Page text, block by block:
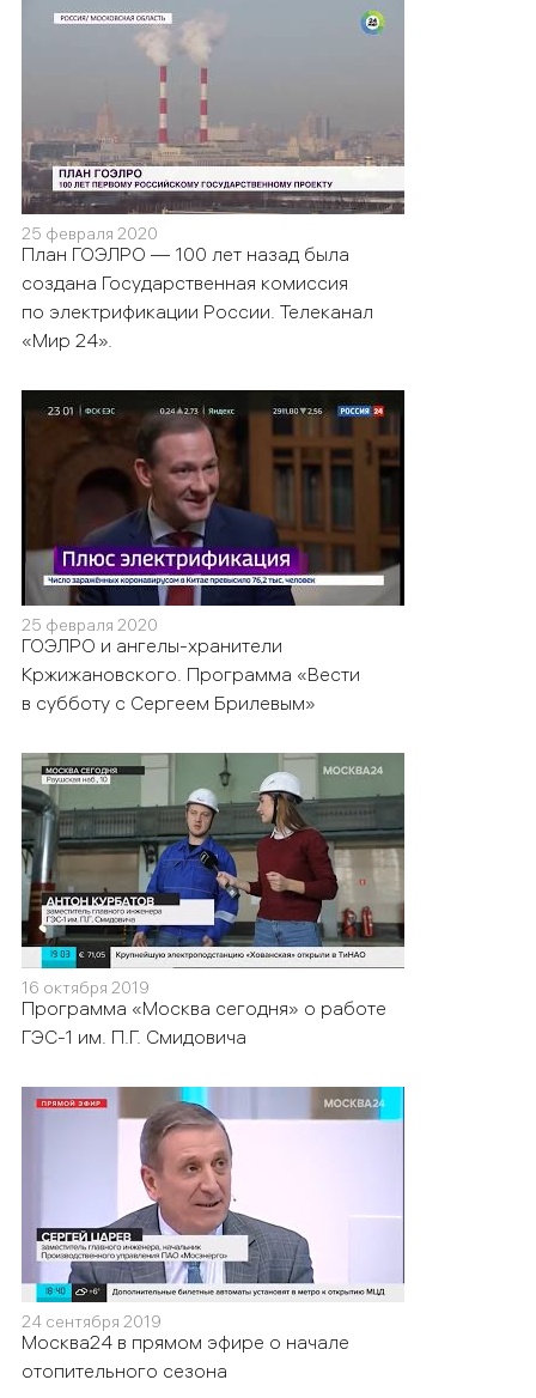
25 февраля 2020
План ГОЭЛРО — 100 лет назад была
создана Государственная комиссия
по электрификации России. Телеканал
«Мир 24».
25 февраля 2020
ГОЭЛРО и ангелы-хранители
Кржижановского. Программа «Вести
в субботу с Сергеем Брилевым»
16 октября 2019
Программа «Москва сегодня» о работе
ГЭС-1 им. П.Г. Смидовича
24 сентября 2019
Москва24 в прямом эфире о начале
отопительного сезона